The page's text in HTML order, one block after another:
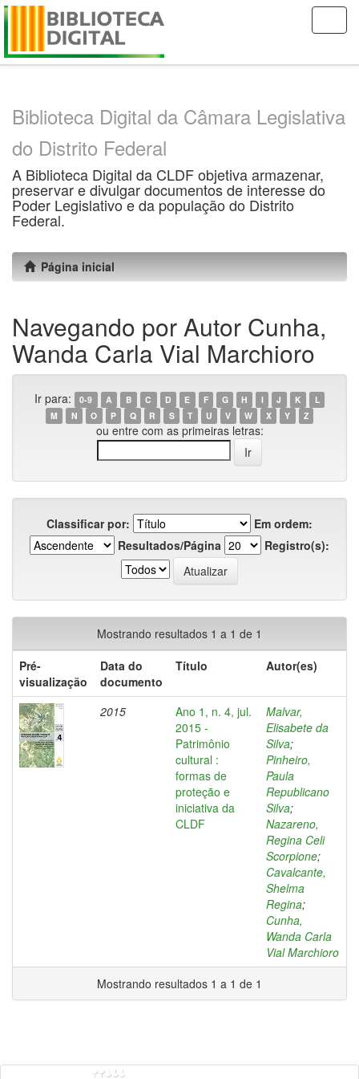
Skip
Biblioteca Digital da Câmara Legislativa
do Distrito Federal
A Biblioteca Digital da CLDF objetiva armazenar,
preservar e divulgar documentos de interesse do
Poder Legislativo e da população do Distrito
Federal.
Página inicial
Navegando por Autor Cunha,
Wanda Carla Vial Marchioro
Ir para: 0-9 A B C D E F G H I J K
L
M
N O P Q R S T U V W X Y Z
ou entre com as primeiras letras:
Classificar por:
Em ordem:
Resultados/Página
Registro(s):
Mostrando resultados 1 a 1 de 1
Pré-
visualização
Data do
documento
Título Autor(es)
2015
Ano 1, n. 4, jul.
2015 -
Patrimônio
cultural :
formas de
proteção e
iniciativa da
CLDF
Malvar,
Elisabete da
Silva;
Pinheiro,
Paula
Republicano
Silva;
Nazareno,
Regina Celi
Scorpione;
Cavalcante,
Shelma
Regina;
Cunha,
Wanda Carla
Vial Marchioro
Mostrando resultados 1 a 1 de 1